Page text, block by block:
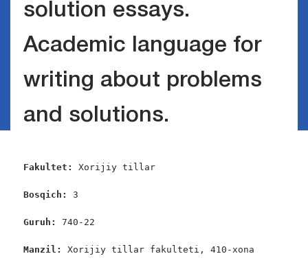
solution essays.
Academic language for
writing about problems
and solutions.
Fakultet: Xorijiy tillar
Bosqich: 3
Guruh: 740-22
Manzil: Xorijiy tillar fakulteti, 410-xona